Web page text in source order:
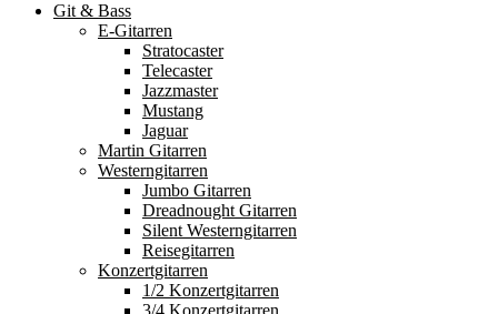
Git & Bass
E-Gitarren
Stratocaster
Telecaster
Jazzmaster
Mustang
Jaguar
Martin Gitarren
Westerngitarren
Jumbo Gitarren
Dreadnought Gitarren
Silent Westerngitarren
Reisegitarren
Konzertgitarren
1/2 Konzertgitarren
3/4 Konzertgitarren